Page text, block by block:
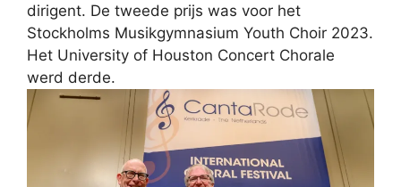
dirigent. De tweede prijs was voor het
Stockholms Musikgymnasium Youth Choir 2023.
Het University of Houston Concert Chorale
werd derde.